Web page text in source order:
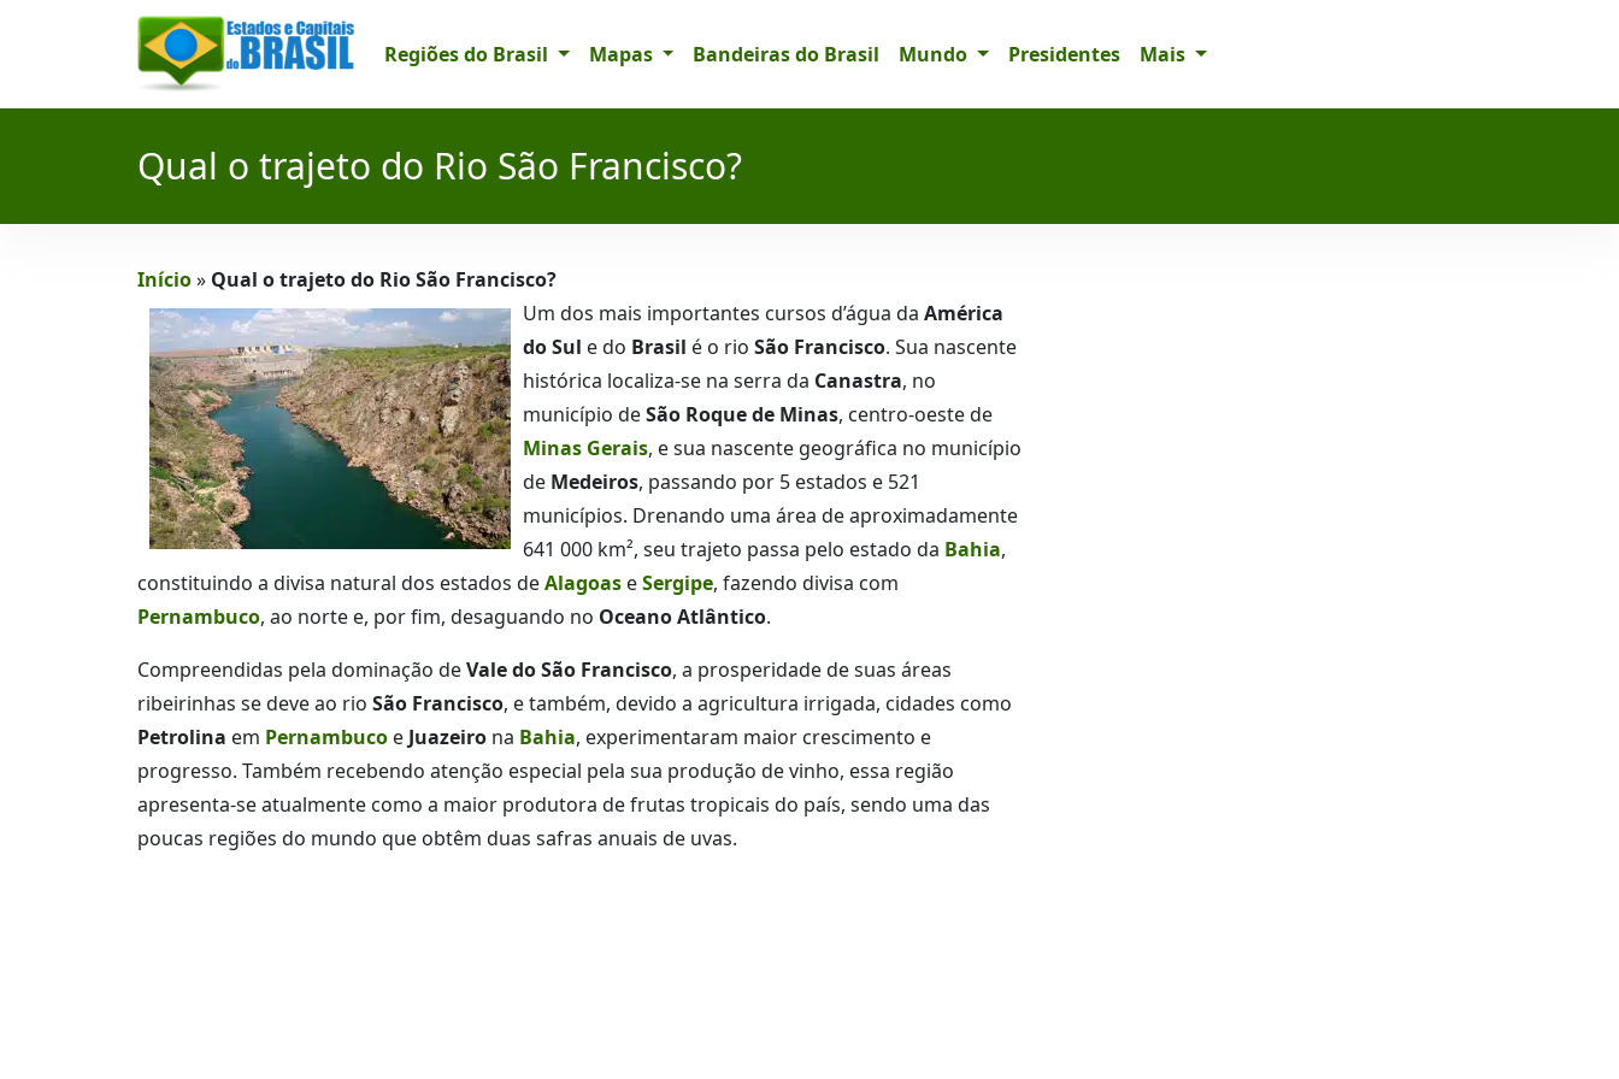
Regiões do Brasil Mapas Bandeiras do Brasil Mundo Presidentes Mais
Qual o trajeto do Rio São Francisco?
Início» Qual o trajeto do Rio São Francisco?
Um dos mais importantes cursos d’água da América
do Sul e do Brasil é o rio São Francisco. Sua nascente
histórica localiza-se na serra da Canastra, no
município deSão Roque de Minas, centro-oeste de
Minas Gerais, e sua nascente geográfica no município
de Medeiros, passando por 5 estados e 521
municípios. Drenando uma área de aproximadamente
641 000 km², seu trajeto passa pelo estado da Bahia,
constituindo a divisa natural dos estados deAlagoas eSergipe, fazendo divisa com
Pernambuco, ao norte e, por fim, desaguando no Oceano Atlântico.
Compreendidas pela dominação deVale do São Francisco, a prosperidade de suas áreas
ribeirinhas se deve ao rio São Francisco, e também, devido a agricultura irrigada, cidades como
Petrolina em Pernambuco e Juazeiro na Bahia, experimentaram maior crescimento e
progresso. Também recebendo atenção especial pela sua produção de vinho, essa região
apresenta-se atualmente como a maior produtora de frutas tropicais do país, sendo uma das
poucas regiões do mundo que obtêm duas safras anuais de uvas.